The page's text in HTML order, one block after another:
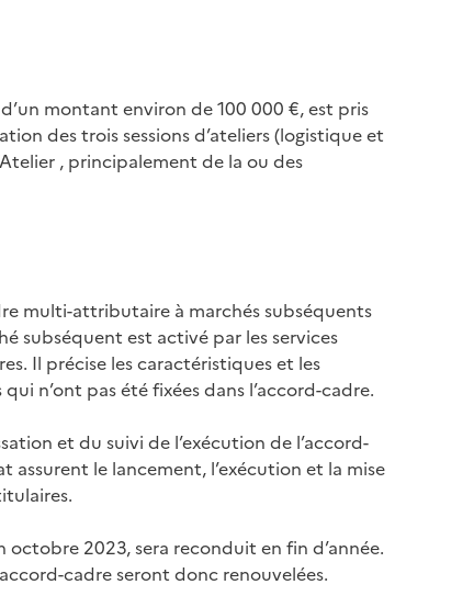
montant environ de 100 000 €, est pris
des trois sessions d’ateliers (logistique et
, principalement de la ou des
multi-attributaire à marchés subséquents
subséquent est activé par les services
Il précise les caractéristiques et les
n’ont pas été fixées dans l’accord-cadre.
et du suivi de l’exécution de l’accord-
assurent le lancement, l’exécution et la mise
octobre 2023, sera reconduit en fin d’année.
cadre seront donc renouvelées.